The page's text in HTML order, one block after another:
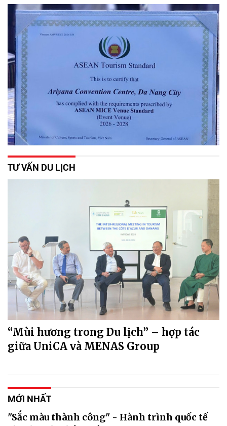
TƯ VẤN DU LỊCH
“Mùi hương trong Du lịch” – hợp tác
giữa UniCA và MENAS Group
MỚI NHẤT
"Sắc màu thành công" - Hành trình quốc tế